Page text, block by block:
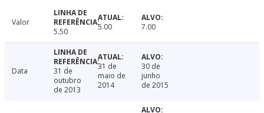
Valor
5.50
5.00 7.00
Data
31 de
outubro
de 2013
31 de
maio de
2014
30 de
junho
de 2015